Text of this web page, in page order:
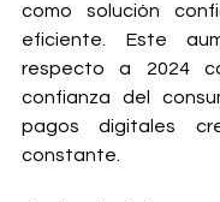
como solución
eficiente. Este
respecto a 2024
confianza del
pagos digitales
constante.